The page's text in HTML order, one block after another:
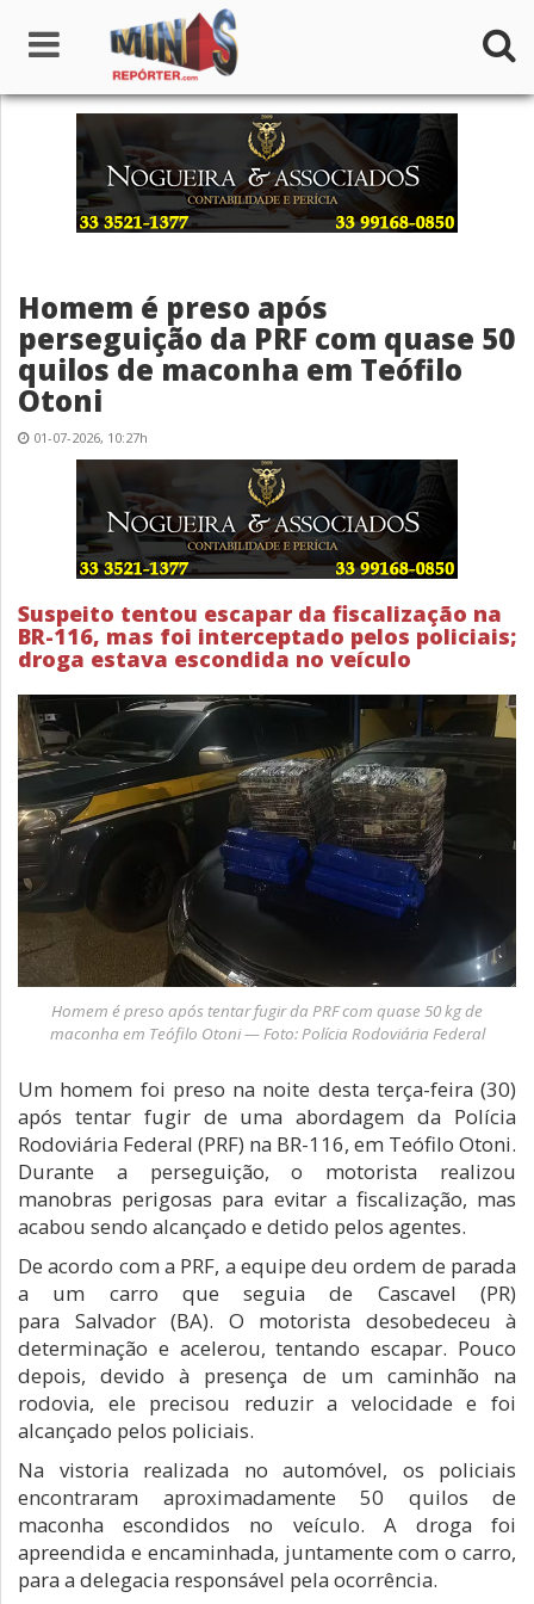
Home
Institucional
Seções
Canais
Colunistas
Homem é preso após
perseguição da PRF com quase 50
quilos de maconha em Teófilo
Otoni
01-07-2026, 10:27h
Suspeito tentou escapar da fiscalização na
BR-116, mas foi interceptado pelos policiais;
droga estava escondida no veículo
Homem é preso após tentar fugir da PRF com quase 50 kg de
maconha em Teófilo Otoni — Foto: Polícia Rodoviária Federal
Um homem foi preso na noite desta terça-feira (30)
após tentar fugir de uma abordagem da Polícia
Rodoviária Federal (PRF) na BR-116, em Teófilo Otoni.
Durante a perseguição, o motorista realizou
manobras perigosas para evitar a fiscalização, mas
acabou sendo alcançado e detido pelos agentes.
De acordo com a PRF, a equipe deu ordem de parada
a um carro que seguia de Cascavel (PR)
para Salvador (BA). O motorista desobedeceu à
determinação e acelerou, tentando escapar. Pouco
depois, devido à presença de um caminhão na
rodovia, ele precisou reduzir a velocidade e foi
alcançado pelos policiais.
Na vistoria realizada no automóvel, os policiais
encontraram aproximadamente 50 quilos de
maconha escondidos no veículo. A droga foi
apreendida e encaminhada, juntamente com o carro,
para a delegacia responsável pela ocorrência.